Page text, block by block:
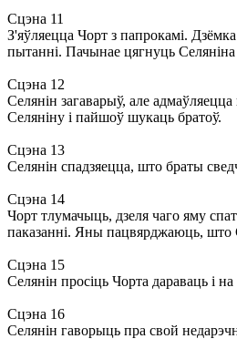
Сцэна 11
З'яўляецца Чорт з папрокамі.
пытанні. Пачынае цягнуць Селяніна
Сцэна 12
Селянін загаварыў, але
Селяніну і пайшоў шукаць братоў.
Сцэна 13
Селянін спадзяецца, што браты
Сцэна 14
Чорт тлумачыць, дзеля чаго яму
паказанні. Яны пацвярджаюць, што
Сцэна 15
Селянін просіць Чорта дараваць і
Сцэна 16
Селянін гаворыць пра свой